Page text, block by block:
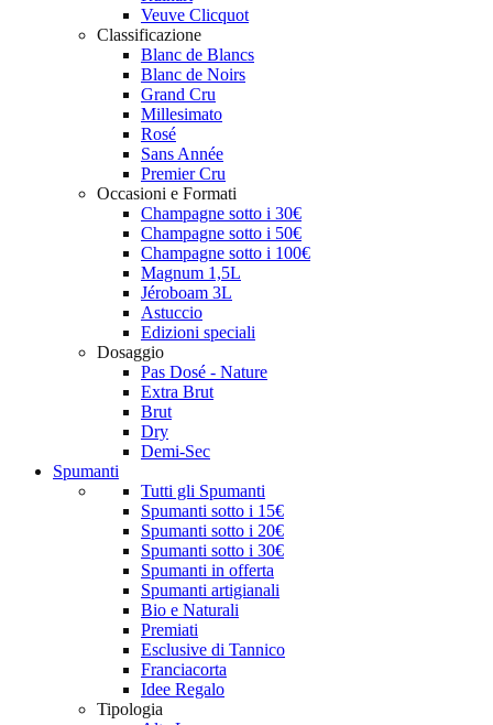
Veuve Clicquot
Classificazione
Blanc de Blancs
Blanc de Noirs
Grand Cru
Millesimato
Rosé
Sans Année
Premier Cru
Occasioni e Formati
Champagne sotto i 30€
Champagne sotto i 50€
Champagne sotto i 100€
Magnum 1,5L
Jéroboam 3L
Astuccio
Edizioni speciali
Dosaggio
Pas Dosé - Nature
Extra Brut
Brut
Dry
Demi-Sec
Spumanti
Tutti gli Spumanti
Spumanti sotto i 15€
Spumanti sotto i 20€
Spumanti sotto i 30€
Spumanti in offerta
Spumanti artigianali
Bio e Naturali
Premiati
Esclusive di Tannico
Franciacorta
Idee Regalo
Tipologia